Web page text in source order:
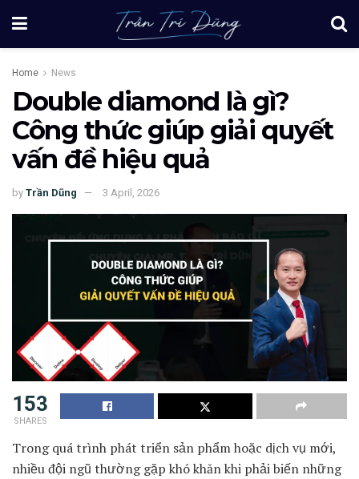
Home News
Double diamond là gì?
Công thức giúp giải quyết
vấn đề hiệu quả
by Trần Dũng 3 April, 2026
153
SHARES
Trong quá trình phát triển sản phẩm hoặc dịch vụ mới,
nhiều đội ngũ thường gặp khó khăn khi phải biến những